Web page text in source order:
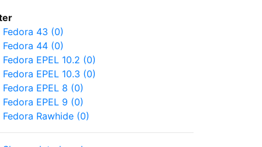
Fedora 43 (0)
Fedora 44 (0)
Fedora EPEL 10.2 (0)
Fedora EPEL 10.3 (0)
Fedora EPEL 8 (0)
Fedora EPEL 9 (0)
Fedora Rawhide (0)